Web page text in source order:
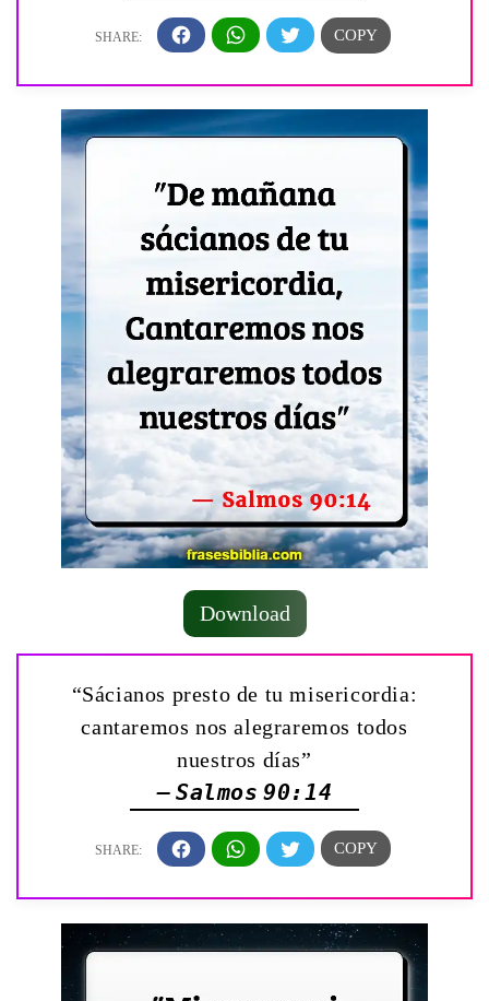
Download
“Sácianos presto de tu misericordia:
cantaremos nos alegraremos todos
nuestros días”
— Salmos 90:14